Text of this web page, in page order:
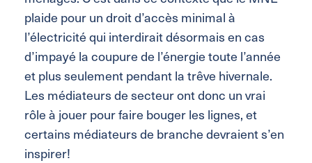
plaide pour un droit d’accès minimal à
l’électricité qui interdirait désormais en cas
d’impayé la coupure de l’énergie toute l’année
et plus seulement pendant la trêve hivernale.
Les médiateurs de secteur ont donc un vrai
rôle à jouer pour faire bouger les lignes, et
certains médiateurs de branche devraient s’en
inspirer!